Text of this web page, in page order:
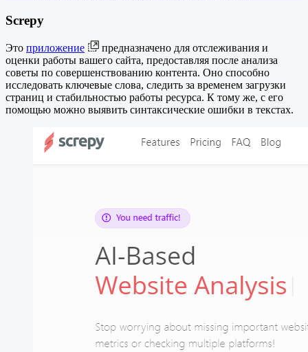
Screpy
Это приложение
предназначено для отслеживания и
оценки работы вашего сайта, предоставляя после анализа
советы по совершенствованию контента. Оно способно
исследовать ключевые слова, следить за временем загрузки
страниц и стабильностью работы ресурса. К тому же, с его
помощью можно выявить синтаксические ошибки в текстах.